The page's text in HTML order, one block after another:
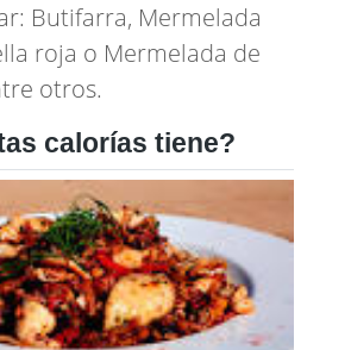
Butifarra, Mermelada
roja o Mermelada de
otros.
calorías tiene?